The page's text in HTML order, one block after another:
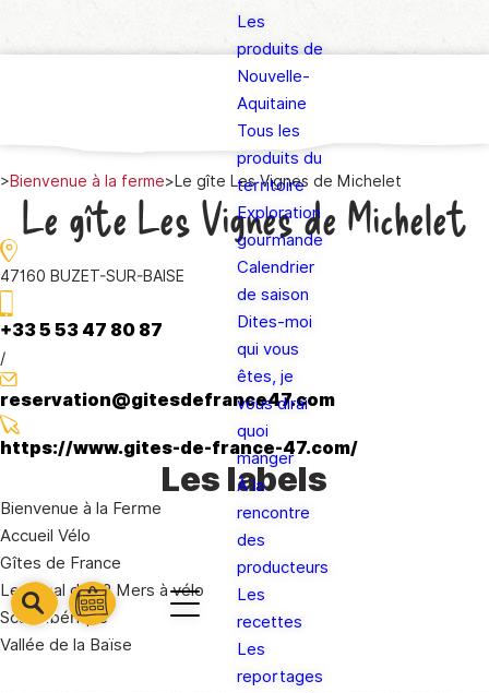
barre
barre
Les
produits de
Nouvelle-
Aquitaine
Tous les
produits du
territoire
Exploration
gourmande
Calendrier
de saison
Dites-moi
qui vous
êtes, je
vous dirai
quoi
manger
À la
rencontre
des
producteurs
Les
recettes
Les
reportages
>Bienvenue à la ferme>Le gîte Les Vignes de Michelet
Le gîte Les Vignes de Michelet
47160 BUZET-SUR-BAISE
+33 5 53 47 80 87
/
reservation@gitesdefrance47.com
https://www.gites-de-france-47.com/
Les labels
Bienvenue à la Ferme
Accueil Vélo
Gîtes de France
Le Canal des 2 Mers à vélo
Scandibérique
Vallée de la Baïse